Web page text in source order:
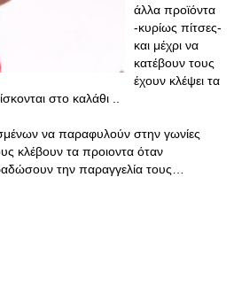
άλλα προϊόντα
-κυρίως πίτσες-
και μέχρι να
κατέβουν τους
έχουν κλέψει τα
στο καλάθι ..
να παραφυλούν στην γωνίες
κλέβουν τα προιοντα όταν
την παραγγελία τους…